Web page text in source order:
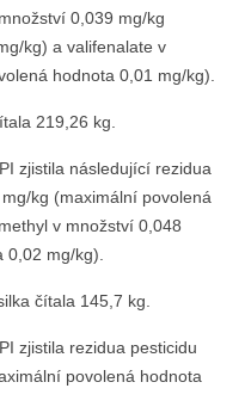
0,039 mg/kg
kg) a valifenalate v
hodnota 0,01 mg/kg).
219,26 kg.
zjistila následující rezidua
kg (maximální povolená
v množství 0,048
mg/kg).
čítala 145,7 kg.
zjistila rezidua pesticidu
povolená hodnota